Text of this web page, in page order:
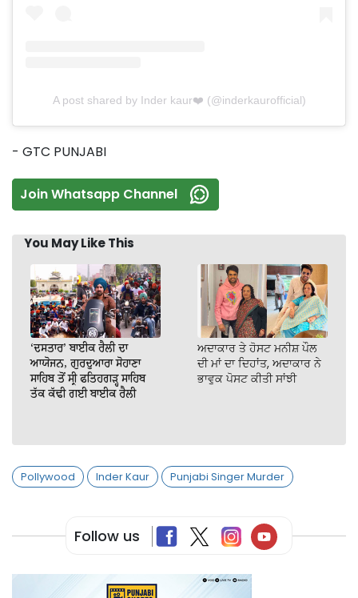
A post shared by Inder kaur❤️ (@inderkaurofficial)
- GTC PUNJABI
Join Whatsapp Channel
You May Like This
‘ਦਸਤਾਰ’ ਬਾਈਕ ਰੈਲੀ ਦਾ
ਆਯੋਜਨ, ਗੁਰਦੁਆਰਾ ਸੋਹਾਣਾ
ਸਾਹਿਬ ਤੋਂ ਸ੍ਰੀ ਫਤਿਹਗੜ੍ਹ ਸਾਹਿਬ
ਤੱਕ ਕੱਢੀ ਗਈ ਬਾਈਕ ਰੈਲੀ
ਅਦਾਕਾਰ ਤੇ ਹੋਸਟ ਮਨੀਸ਼ ਪੌਲ
ਦੀ ਮਾਂ ਦਾ ਦਿਹਾਂਤ, ਅਦਾਕਾਰ ਨੇ
ਭਾਵੁਕ ਪੋਸਟ ਕੀਤੀ ਸਾਂਝੀ
Pollywood Inder Kaur Punjabi Singer Murder
Follow us